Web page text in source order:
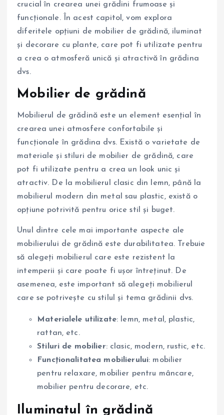
crucial în crearea unei grădini frumoase și
funcționale. În acest capitol, vom explora
diferitele opțiuni de mobilier de grădină, iluminat
și decorare cu plante, care pot fi utilizate pentru
a crea o atmosferă unică și atractivă în grădina
dvs.
Mobilier de grădină
Mobilierul de grădină este un element esențial în
crearea unei atmosfere confortabile și
funcționale în grădina dvs. Există o varietate de
materiale și stiluri de mobilier de grădină, care
pot fi utilizate pentru a crea un look unic și
atractiv. De la mobilierul clasic din lemn, până la
mobilierul modern din metal sau plastic, există o
opțiune potrivită pentru orice stil și buget.
Unul dintre cele mai importante aspecte ale
mobilierului de grădină este durabilitatea. Trebuie
să alegeți mobilierul care este rezistent la
intemperii și care poate fi ușor întreținut. De
asemenea, este important să alegeți mobilierul
care se potrivește cu stilul și tema grădinii dvs.
Materialele utilizate: lemn, metal, plastic,
rattan, etc.
Stiluri de mobilier: clasic, modern, rustic, etc.
Funcționalitatea mobilierului: mobilier
pentru relaxare, mobilier pentru mâncare,
mobilier pentru decorare, etc.
Iluminatul în grădină